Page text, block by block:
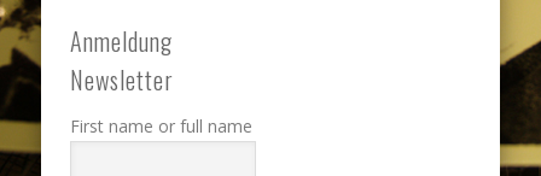
Anmeldung
Newsletter
First name or full name